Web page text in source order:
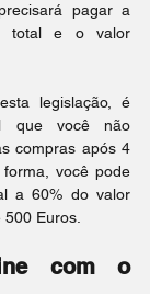
pagar a
total e o valor
legislação, é
que você não
compras após 4
você pode
a 60% do valor
Euros.
com o